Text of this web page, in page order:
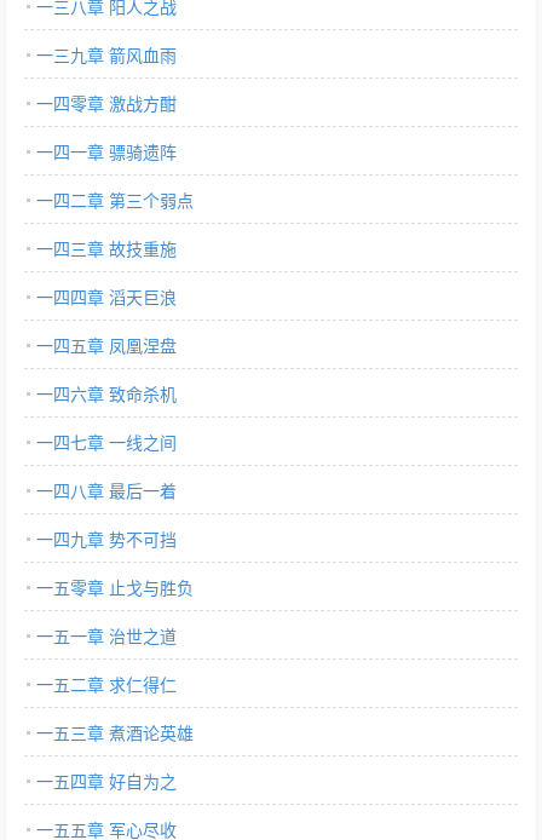
一三八章 阳人之战
一三九章 箭风血雨
一四零章 激战方酣
一四一章 骠骑遗阵
一四二章 第三个弱点
一四三章 故技重施
一四四章 滔天巨浪
一四五章 凤凰涅盘
一四六章 致命杀机
一四七章 一线之间
一四八章 最后一着
一四九章 势不可挡
一五零章 止戈与胜负
一五一章 治世之道
一五二章 求仁得仁
一五三章 煮酒论英雄
一五四章 好自为之
一五五章 军心尽收